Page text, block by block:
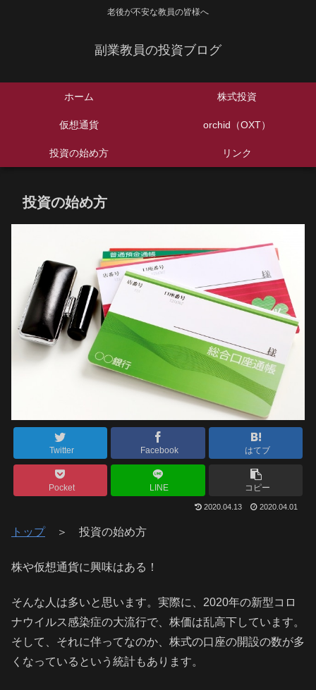
老後が不安な教員の皆様へ
副業教員の投資ブログ
ホーム 株式投資
仮想通貨 orchid（OXT）
投資の始め方 リンク
投資の始め方
Twitter Facebook はてブ
Pocket LINE コピー
2020.04.13 2020.04.01
トップ＞ 投資の始め方
株や仮想通貨に興味はある！
そんな人は多いと思います。実際に、2020年の新型コロ
ナウイルス感染症の大流行で、株価は乱高下しています。
そして、それに伴ってなのか、株式の口座の開設の数が多
くなっているという統計もあります。